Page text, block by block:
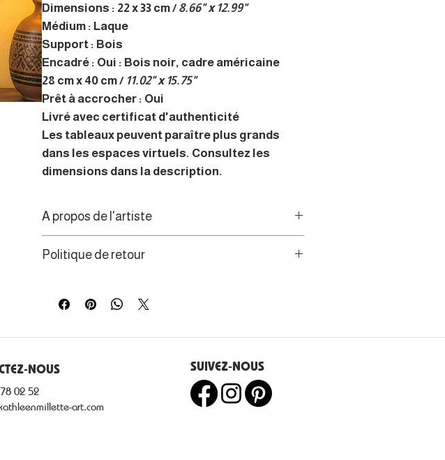
Dimensions : 22 x 33 cm /8.66" x 12.99"
Médium : Laque
Support : Bois
Encadré : Oui : Bois noir, cadre américaine
28 cm x 40 cm / 11.02" x 15.75"
Prêt à accrocher : Oui
Livré avec certificat d'authenticité
Les tableaux peuvent paraître plus grands
dans les espaces virtuels. Consultez les
dimensions dans la description.
A propos de l'artiste
trouve l’inspiration par le biais des motifs slaves
bigoudènes : plumes de paon, cornes de bélier et
Politique de retour
de rétractation de 14 jours.
NOUS
02 52
art.com
SUIVEZ-NOUS